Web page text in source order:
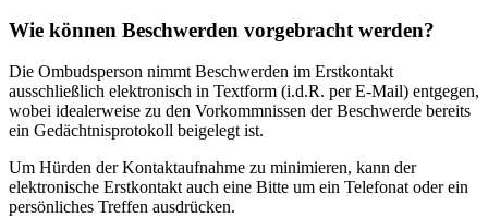
Wie können Beschwerden vorgebracht werden?
Die Ombudsperson nimmt Beschwerden im Erstkontakt
ausschließlich elektronisch in Textform (i.d.R. per E-Mail) entgegen,
wobei idealerweise zu den Vorkommnissen der Beschwerde bereits
ein Gedächtnisprotokoll beigelegt ist.
Um Hürden der Kontaktaufnahme zu minimieren, kann der
elektronische Erstkontakt auch eine Bitte um ein Telefonat oder ein
persönliches Treffen ausdrücken.